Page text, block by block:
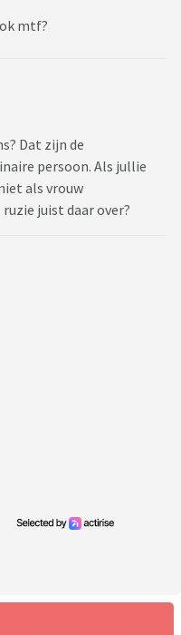
mtf?
Dat zijn de
persoon. Als jullie
als vrouw
juist daar over?